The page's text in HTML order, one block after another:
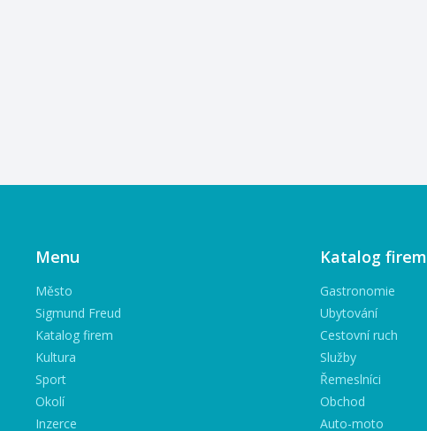
Menu
Město
Sigmund Freud
Katalog firem
Kultura
Sport
Okolí
Inzerce
Katalog firem
Gastronomie
Ubytování
Cestovní ruch
Služby
Řemeslníci
Obchod
Auto-moto